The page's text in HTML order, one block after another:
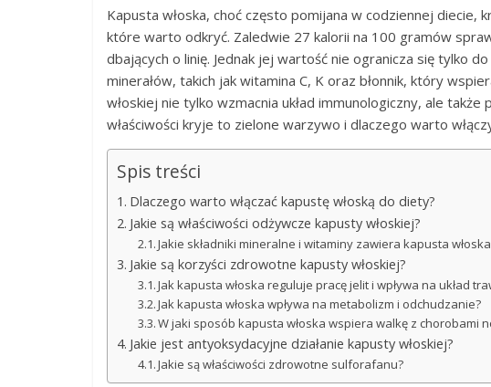
Kapusta włoska, choć często pomijana w codziennej
które warto odkryć. Zaledwie 27 kalorii na 100 gramów
dbających o linię. Jednak jej wartość nie ogranicza się tylko
minerałów, takich jak witamina C, K oraz błonnik, który
włoskiej nie tylko wzmacnia układ immunologiczny, ale
właściwości kryje to zielone warzywo i dlaczego warto
Spis treści
Dlaczego warto włączać kapustę włoską do diety?
Jakie są właściwości odżywcze kapusty włoskiej?
Jakie składniki mineralne i witaminy zawiera kapusta
Jakie są korzyści zdrowotne kapusty włoskiej?
Jak kapusta włoska reguluje pracę jelit i wpływa na układ
Jak kapusta włoska wpływa na metabolizm i odchudzanie?
W jaki sposób kapusta włoska wspiera walkę z chorobami
Jakie jest antyoksydacyjne działanie kapusty włoskiej?
Jakie są właściwości zdrowotne sulforafanu?